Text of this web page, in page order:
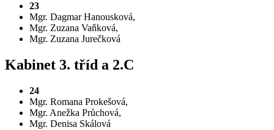
23
Mgr. Dagmar Hanousková,
Mgr. Zuzana Vaňková,
Mgr. Zuzana Jurečková
Kabinet 3. tříd a 2.C
24
Mgr. Romana Prokešová,
Mgr. Anežka Průchová,
Mgr. Denisa Skálová